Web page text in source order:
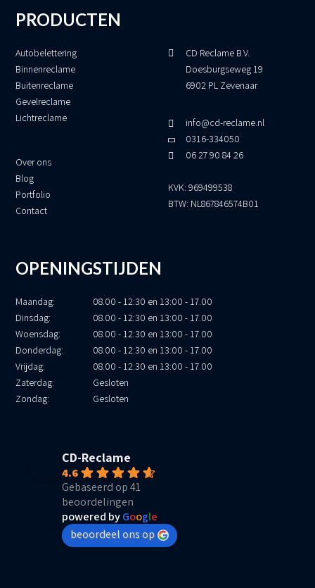
PRODUCTEN
Autobelettering
Binnenreclame
Buitenreclame
Gevelreclame
Lichtreclame
Over ons
Blog
Portfolio
Contact
CD Reclame B.V.
Doesburgseweg 19
6902 PL Zevenaar
info@cd-reclame.nl
0316-334050
06 27 90 84 26
KVK: 969499538
BTW: NL867846574B01
OPENINGSTIJDEN
Maandag:
08.00 - 12:30 en 13:00 - 17.00
Dinsdag:
08.00 - 12:30 en 13:00 - 17.00
Woensdag:
08.00 - 12:30 en 13:00 - 17.00
Donderdag:
08.00 - 12:30 en 13:00 - 17.00
Vrijdag:
08.00 - 12:30 en 13:00 - 17.00
Zaterdag:
Gesloten
Zondag:
Gesloten
CD-Reclame
4.6
Gebaseerd op 41
beoordelingen
powered byGoogle
beoordeel ons op